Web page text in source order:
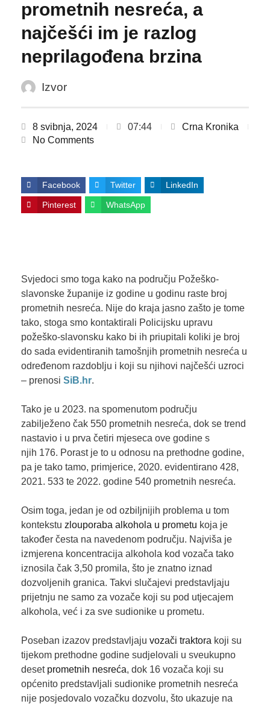
prometnih nesreća, a
najčešći im je razlog
neprilagođena brzina
Izvor
8 svibnja, 2024 07:44
Crna Kronika
No Comments
Facebook Twitter LinkedIn
Pinterest WhatsApp
Svjedoci smo toga kako na području Požeško-
slavonske županije iz godine u godinu raste broj
prometnih nesreća. Nije do kraja jasno zašto je tome
tako, stoga smo kontaktirali Policijsku upravu
požeško-slavonsku kako bi ih priupitali koliki je broj
do sada evidentiranih tamošnjih prometnih nesreća u
određenom razdoblju i koji su njihovi najčešći uzroci
– prenosi SiB.hr.
Tako je u 2023. na spomenutom području
zabilježeno čak 550 prometnih nesreća, dok se trend
nastavio i u prva četiri mjeseca ove godine s
njih 176. Porast je to u odnosu na prethodne godine,
pa je tako tamo, primjerice, 2020. evidentirano 428,
2021. 533 te 2022. godine 540 prometnih nesreća.
Osim toga, jedan je od ozbiljnijih problema u tom
kontekstu zlouporaba alkohola u prometu koja je
također česta na navedenom području. Najviša je
izmjerena koncentracija alkohola kod vozača tako
iznosila čak 3,50 promila, što je znatno iznad
dozvoljenih granica. Takvi slučajevi predstavljaju
prijetnju ne samo za vozače koji su pod utjecajem
alkohola, već i za sve sudionike u prometu.
Poseban izazov predstavljaju vozači traktora koji su
tijekom prethodne godine sudjelovali u sveukupno
deset prometnih nesreća, dok 16 vozača koji su
općenito predstavljali sudionike prometnih nesreća
nije posjedovalo vozačku dozvolu, što ukazuje na